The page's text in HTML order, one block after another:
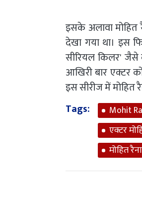
इसके अलावा मोहित
देखा गया था। इस
सीरियल किलर' जैसे
आखिरी बार एक्टर
इस सीरीज में मोहित
Tags:
Mohit
एक्टर
मोहित रैना